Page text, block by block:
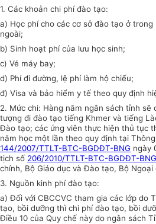
1. Các khoản chi phí đào tạo:
a) Học phí cho các cơ sở đào tạo ở
ngoài;
b) Sinh hoạt phí của lưu học sinh;
c) Vé máy bay;
d) Phí đi đường, lệ phí làm hộ chiếu;
đ) Visa và bảo hiểm y tế theo quy định
2. Mức chi: Hàng năm ngân sách tỉnh sẽ
tượng đi đào tạo tiếng Khmer và tiếng
Đào tạo; các ứng viên thực hiện thủ tục
năm học một lần theo quy định tại
144/2007/TTLT-BTC-BGDĐT-BNG ngày
tịch số 206/2010/TTLT-BTC-BGDĐT-BNG
chính, Bộ Giáo dục và Đào tạo, Bộ Ngoại
3. Nguồn kinh phí đào tạo:
a) Đối với CBCCVC tham gia các lớp do
tạo, bồi dưỡng thì chi phí đào tạo, bồi
Điều 10 của Quy chế này do ngân sách